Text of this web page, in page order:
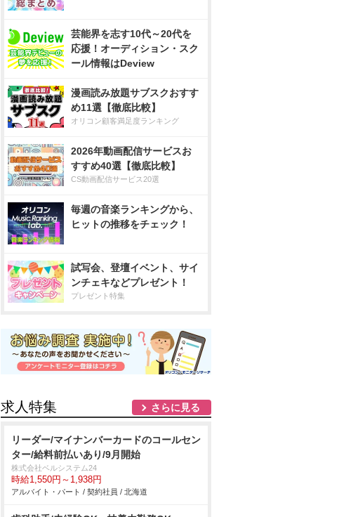
芸能界を志す10代～20代を
応援！オーディション・スク
ール情報はDeview
漫画読み放題サブスクおすす
め11選【徹底比較】
オリコン顧客満足度ランキング
2026年動画配信サービスお
すすめ40選【徹底比較】
CS動画配信サービス20選
毎週の音楽ランキングから、
ヒットの推移をチェック！
試写会、登壇イベント、サイ
ンチェキなどプレゼント！
プレゼント特集
求人特集 さらに見る
リーダー/マイナンバーカードのコールセン
ター/給料前払いあり/9月開始
株式会社ベルシステム24
時給1,550円～1,938円
アルバイト・パート / 契約社員 / 北海道